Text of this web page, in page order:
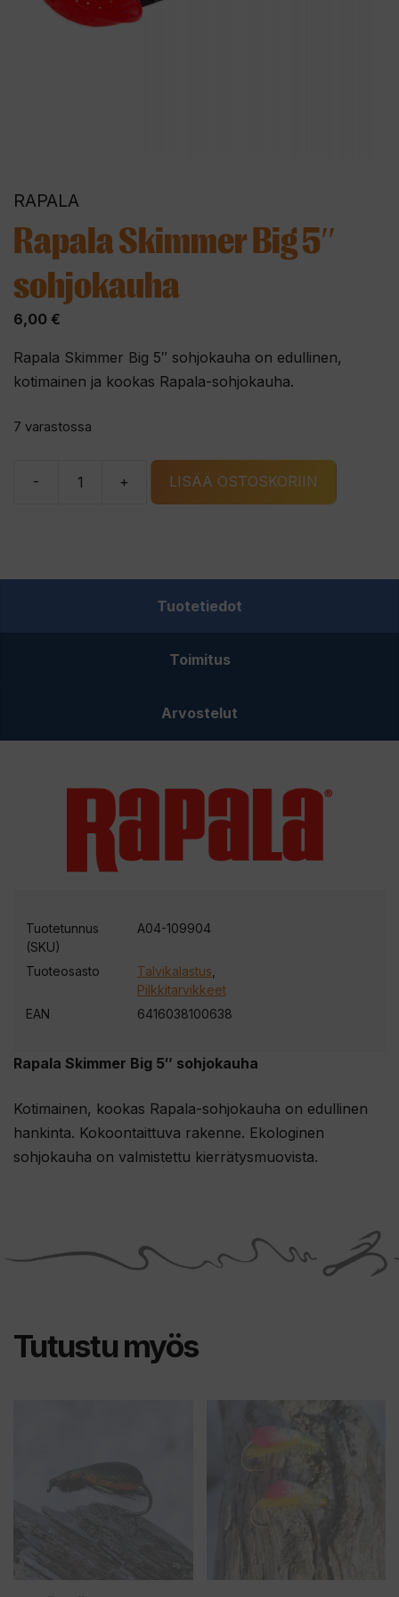
RAPALA
Rapala Skimmer Big 5″
sohjokauha
6,00 €
Rapala Skimmer Big 5″ sohjokauha on edullinen,
kotimainen ja kookas Rapala-sohjokauha.
7 varastossa
-
Rapala
määrä
+ LISÄÄ OSTOSKORIIN
Tuotetiedot
Toimitus
Arvostelut
Rapala Skimmer Big 5″ sohjokauha
Kotimainen, kookas Rapala-sohjokauha on edullinen
hankinta. Kokoontaittuva rakenne. Ekologinen
sohjokauha on valmistettu kierrätysmuovista.
Tuotetunnus
(SKU)
A04-109904
Tuoteosasto Talvikalastus
Pilkkitarvikkeet
EAN
6416038100638
Tutustu myös
useampi
valinnat
Voit
valinnat